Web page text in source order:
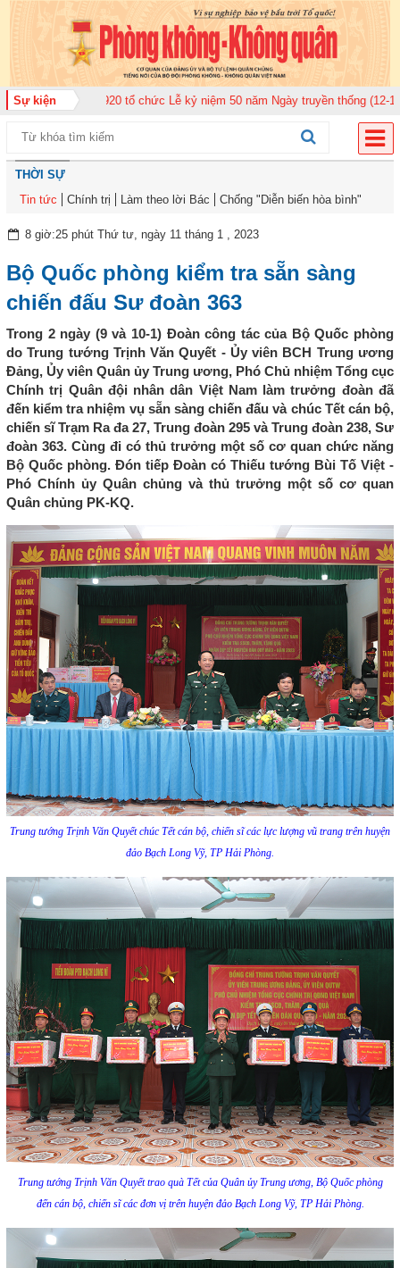
Sự kiệnquân 920 tổ chức Lễ kỷ niệm 50 năm Ngày truyền thống (12-11-1975/
THỜI SỰ
Tin tức
Chính trị Làm theo lời Bác Chống "Diễn biến hòa bình"
8 giờ:25 phút Thứ tư, ngày 11 tháng 1 , 2023
Bộ Quốc phòng kiểm tra sẵn sàng
chiến đấu Sư đoàn 363
Trong 2 ngày (9 và 10-1) Đoàn công tác của Bộ Quốc phòng
do Trung tướng Trịnh Văn Quyết - Ủy viên BCH Trung ương
Đảng, Ủy viên Quân ủy Trung ương, Phó Chủ nhiệm Tổng cục
Chính trị Quân đội nhân dân Việt Nam làm trưởng đoàn đã
đến kiểm tra nhiệm vụ sẵn sàng chiến đấu và chúc Tết cán bộ,
chiến sĩ Trạm Ra đa 27, Trung đoàn 295 và Trung đoàn 238, Sư
đoàn 363. Cùng đi có thủ trưởng một số cơ quan chức năng
Bộ Quốc phòng. Đón tiếp Đoàn có Thiếu tướng Bùi Tố Việt -
Phó Chính ủy Quân chủng và thủ trưởng một số cơ quan
Quân chủng PK-KQ.
Trung tướng Trịnh Văn Quyết chúc Tết cán bộ, chiến sĩ các lực lượng vũ trang trên huyện
đảo Bạch Long Vỹ, TP Hải Phòng.
Trung tướng Trịnh Văn Quyết trao quà Tết của Quân ủy Trung ương, Bộ Quốc phòng
đến cán bộ, chiến sĩ các đơn vị trên huyện đảo Bạch Long Vỹ, TP Hải Phòng.